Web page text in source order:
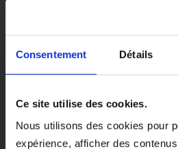
Consentement Détails
Ce site utilise des cookies.
Nous utilisons des cookies pour
expérience, afficher des
EN COLORIS NOIR,